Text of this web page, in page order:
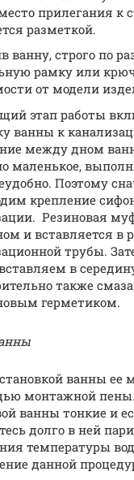
прилегания к
разметкой.
ванну, строго по
рамку или
от модели
этап работы
ванны к
между дном
маленькое,
Поэтому
крепление
Резиновая
и вставляется в
трубы.
в
также
герметиком.
ванны ее
монтажной
ванны тонкие и
долго в ней
температуры
данной